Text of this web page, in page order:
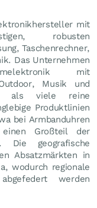
mit
robusten
Taschenrechner,
Das Unternehmen
mit
Musik und
als viele reine
Produktlinien
bei Armbanduhren
einen Großteil der
Die geografische
Absatzmärkten in
wodurch regionale
werden